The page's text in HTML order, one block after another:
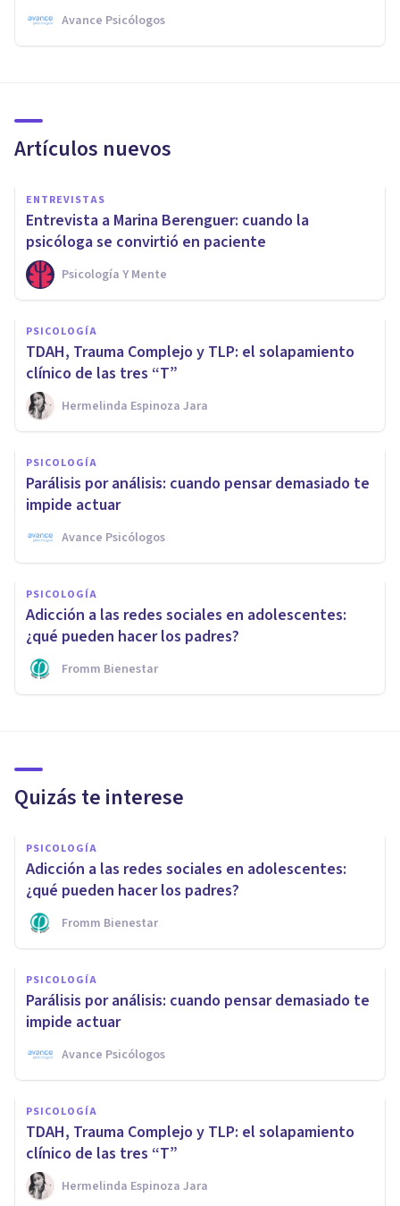
Avance Psicólogos
Artículos nuevos
ENTREVISTAS
Entrevista a Marina Berenguer: cuando la
psicóloga se convirtió en paciente
Psicología Y Mente
PSICOLOGÍA
TDAH, Trauma Complejo y TLP: el solapamiento
clínico de las tres “T”
Hermelinda Espinoza Jara
PSICOLOGÍA
Parálisis por análisis: cuando pensar demasiado te
impide actuar
Avance Psicólogos
PSICOLOGÍA
Adicción a las redes sociales en adolescentes:
¿qué pueden hacer los padres?
Fromm Bienestar
Quizás te interese
PSICOLOGÍA
Adicción a las redes sociales en adolescentes:
¿qué pueden hacer los padres?
Fromm Bienestar
PSICOLOGÍA
Parálisis por análisis: cuando pensar demasiado te
impide actuar
Avance Psicólogos
PSICOLOGÍA
TDAH, Trauma Complejo y TLP: el solapamiento
clínico de las tres “T”
Hermelinda Espinoza Jara